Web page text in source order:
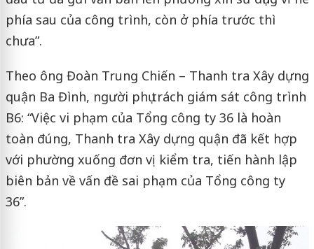
phía sau của công trình, còn ở phía trước thì
chưa”.
Theo ông Đoàn Trung Chiến – Thanh tra Xây dựng
quận Ba Đình, người phụ trách giám sát công trình
B6: “Việc vi phạm của Tổng công ty 36 là hoàn
toàn đúng, Thanh tra Xây dựng quận đã kết hợp
với phường xuống đơn vị kiểm tra, tiến hành lập
biên bản về vấn đề sai phạm của Tổng công ty
36”.